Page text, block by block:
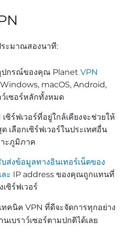
ระมาณสองนาที:
กรณ์ของคุณ Planet VPN
macOS, Android,
ว์เซอร์หลักทั้งหมด
เซิร์ฟเวอร์ที่อยู่ใกล้เคียงจะช่วยให้
เลือกเซิร์ฟเวอร์ในประเทศอื่น
าะภูมิภาค
ส่งข้อมูลทางอินเทอร์เน็ตของ
ะ IP address ของคุณถูกแทนที่
ซิร์ฟเวอร์
ทคนิค VPN ที่ดีจะจัดการทุกอย่าง
บราว์เซอร์ตามปกติได้เลย